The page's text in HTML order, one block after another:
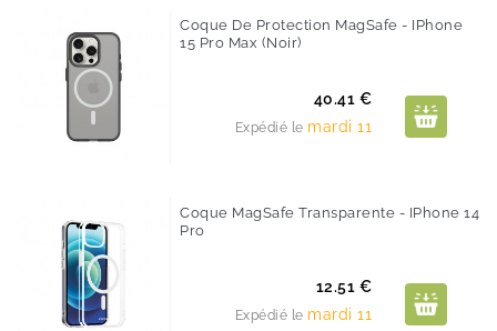
Coque De Protection MagSafe - IPhone
15 Pro Max (noir)
Prix
40.41 €
Expédié le mardi 11
Coque MagSafe Transparente - IPhone 14
Pro
Prix
12.51 €
Expédié le mardi 11